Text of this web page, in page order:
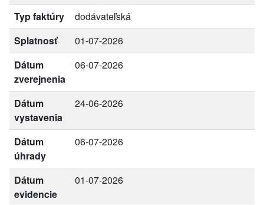
Typ faktúry
dodávateľská
Splatnosť
01-07-2026
Dátum
zverejnenia
06-07-2026
Dátum
vystavenia
24-06-2026
Dátum
úhrady
06-07-2026
Dátum
evidencie
01-07-2026